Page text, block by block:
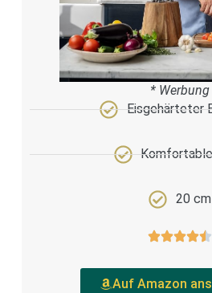
* Werbung
Eisgehärteter
20 cm
Auf Amazon